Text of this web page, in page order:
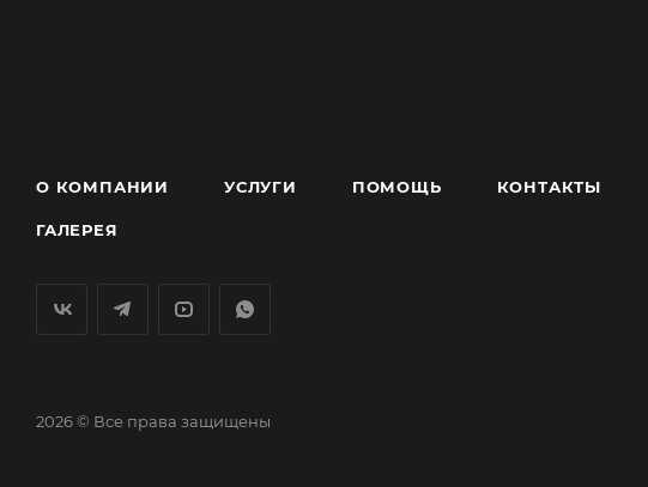
О КОМПАНИИ УСЛУГИ ПОМОЩЬ КОНТАКТЫ
ГАЛЕРЕЯ
2026 © Все права защищены